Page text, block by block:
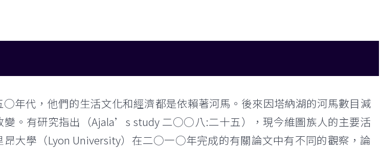
年代，他們的生活文化和經濟都是依賴著河馬。後來因塔納湖的河馬數目減
變。有研究指出（Ajala’s study 二○○八:二十五），現今維圖族人的主要活
昂大學（Lyon University）在二○一○年完成的有關論文中有不同的觀察，論